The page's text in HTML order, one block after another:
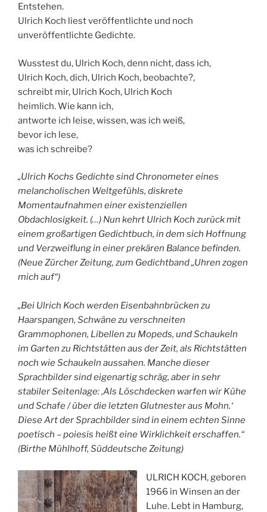
Entstehen.
Ulrich Koch liest veröffentlichte und noch
unveröffentlichte Gedichte.
Wusstest du, Ulrich Koch, denn nicht, dass ich,
Ulrich Koch, dich, Ulrich Koch, beobachte?,
schreibt mir, Ulrich Koch, Ulrich Koch
heimlich. Wie kann ich,
antworte ich leise, wissen, was ich weiß,
bevor ich lese,
was ich schreibe?
„Ulrich Kochs Gedichte sind Chronometer eines
melancholischen Weltgefühls, diskrete
Momentaufnahmen einer existenziellen
Obdachlosigkeit. (…) Nun kehrt Ulrich Koch zurück mit
einem großartigen Gedichtbuch, in dem sich Hoffnung
und Verzweiflung in einer prekären Balance befinden.
(Neue Zürcher Zeitung, zum Gedichtband „Uhren zogen
mich auf“)
„Bei Ulrich Koch werden Eisenbahnbrücken zu
Haarspangen, Schwäne zu verschneiten
Grammophonen, Libellen zu Mopeds, und Schaukeln
im Garten zu Richtstätten aus der Zeit, als Richtstätten
noch wie Schaukeln aussahen. Manche dieser
Sprachbilder sind eigenartig schräg, aber in sehr
stabiler Seitenlage: ‚Als Löschdecken warfen wir Kühe
und Schafe / über die letzten Glutnester aus Mohn.‘
Diese Art der Sprachbilder sind in einem echten Sinne
poetisch – poiesis heißt eine Wirklichkeit erschaffen.“
(Birthe Mühlhoff, Süddeutsche Zeitung)
ULRICH KOCH, geboren
1966 in Winsen an der
Luhe. Lebt in Hamburg,